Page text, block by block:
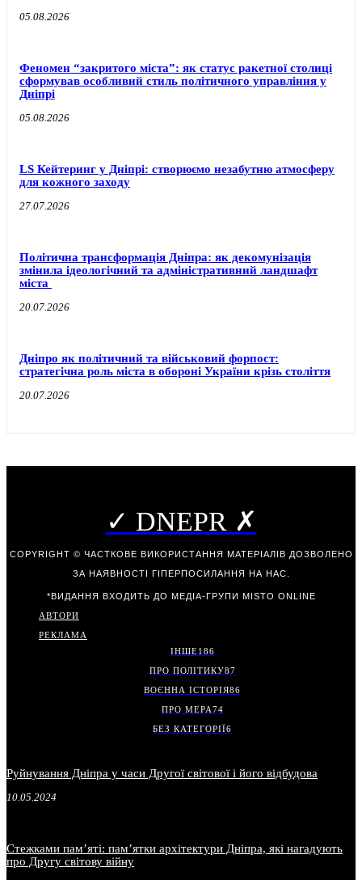
05.08.2026
Феномен “закритого міста”: як статус ракетної столиці
сформував особливий стиль політичного управління у
Дніпрі
05.08.2026
LS Кейтеринг у Дніпрі: створюємо незабутню атмосферу
для кожного заходу
27.07.2026
Політична трансформація Дніпра: як декомунізація
змінила ідеологічний та адміністративний ландшафт
міста
20.07.2026
Дніпро як політичний та військовий форпост:
стратегічна роль міста в обороні України крізь століття
20.07.2026
✓ DNEPR ✗
COPYRIGHT © ЧАСТКОВЕ ВИКОРИСТАННЯ МАТЕРІАЛІВ ДОЗВОЛЕНО
ЗА НАЯВНОСТІ ГІПЕРПОСИЛАННЯ НА НАС.
*ВИДАННЯ ВХОДИТЬ ДО МЕДІА-ГРУПИ MISTO ONLINE
АВТОРИ
РЕКЛАМА
ІНШЕ186
ПРО ПОЛІТИКУ87
ВОЄННА ІСТОРІЯ86
ПРО МЕРА74
БЕЗ КАТЕГОРІЇ6
Руйнування Дніпра у часи Другої світової і його відбудова
10.05.2024
Стежками пам’яті: пам’ятки архітектури Дніпра, які нагадують
про Другу світову війну